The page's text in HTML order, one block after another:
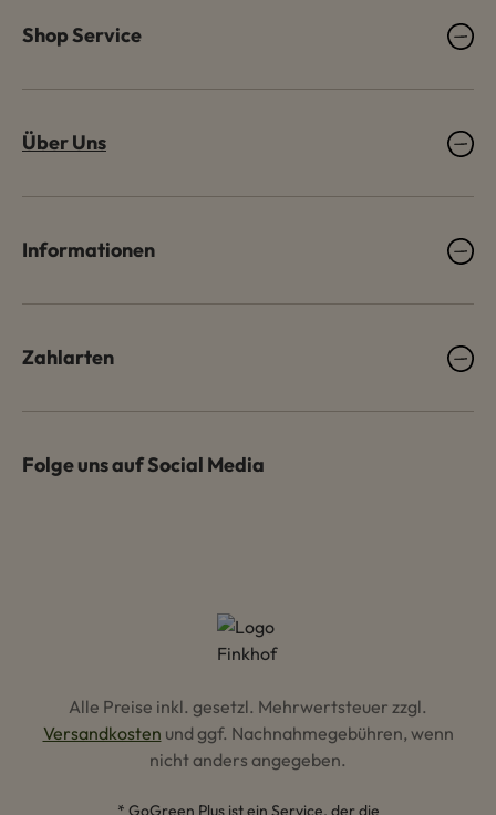
Shop Service
Über Uns
Informationen
Zahlarten
Folge uns auf Social Media
Alle Preise inkl. gesetzl. Mehrwertsteuer zzgl.
Versandkosten und ggf. Nachnahmegebühren, wenn
nicht anders angegeben.
* GoGreen Plus ist ein Service, der die